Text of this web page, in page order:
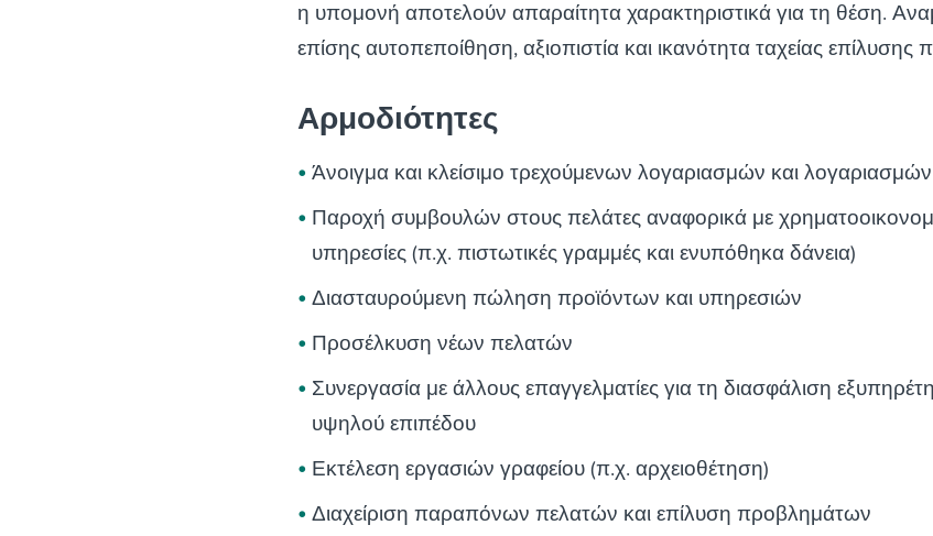
η υπομονή αποτελούν απαραίτητα χαρακτηριστικά για τη θέση.
επίσης αυτοπεποίθηση, αξιοπιστία και ικανότητα ταχείας
Αρμοδιότητες
Άνοιγμα και κλείσιμο τρεχούμενων λογαριασμών και λογαριασμών
Παροχή συμβουλών στους πελάτες αναφορικά με
υπηρεσίες (π.χ. πιστωτικές γραμμές και ενυπόθηκα δάνεια)
Διασταυρούμενη πώληση προϊόντων και υπηρεσιών
Προσέλκυση νέων πελατών
Συνεργασία με άλλους επαγγελματίες για τη διασφάλιση
υψηλού επιπέδου
Εκτέλεση εργασιών γραφείου (π.χ. αρχειοθέτηση)
Διαχείριση παραπόνων πελατών και επίλυση προβλημάτων